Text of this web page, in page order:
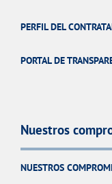
PERFIL DEL
PORTAL DE
Nuestros
NUESTROS